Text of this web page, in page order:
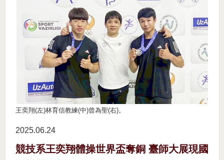
王奕翔(左)林育信教練(中)曾為聖(右)。
2025.06 24
競技系王奕翔體操世界盃奪銅 臺師大展現國